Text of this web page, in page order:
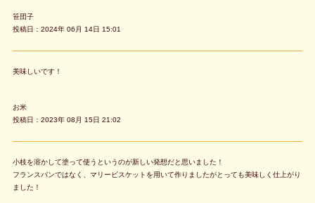
笹団子
投稿日：2024年 06月 14日 15:01
美味しいです！
お米
投稿日：2023年 08月 15日 21:02
小枝を溶かして塗って使うというのが新しい発想だと思いました！
フランスパンではなく、マリービスケットを用いて作りましたがとっても美味しく仕上がり
ました！